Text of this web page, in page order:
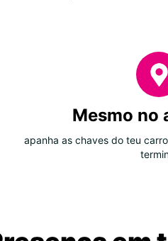
Mesmo no
apanha as chaves do teu